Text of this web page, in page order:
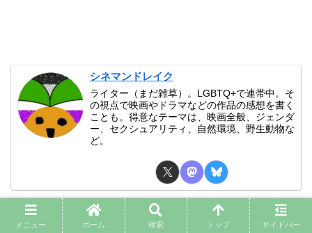
シネマンドレイク
ライター（まだ雑草）。LGBTQ+で連帯中。そ
の視点で映画やドラマなどの作品の感想を書く
ことも。得意なテーマは、映画全般、ジェンダ
ー、セクシュアリティ、自然環境、野生動物な
ど。
シネマンドレイク
メニュー ホーム 検索 トップ サイドバー